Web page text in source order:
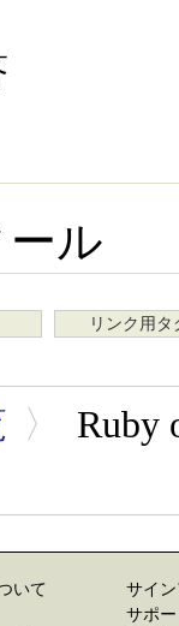
ル
リンク用タ
〉
Ruby
いて
サイ
サポ